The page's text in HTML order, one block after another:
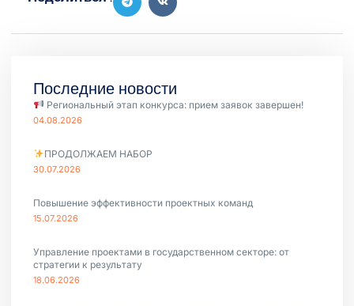
Последние новости
Региональный этап конкурса: прием заявок завершен!
04.08.2026
ПРОДОЛЖАЕМ НАБОР
30.07.2026
Повышение эффективности проектных команд
15.07.2026
Управление проектами в государственном секторе: от
стратегии к результату
18.06.2026